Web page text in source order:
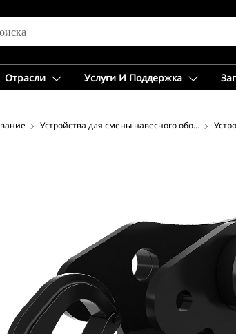
Отрасли Услуги И Поддержка
Устройства для смены навесного оборудования ― экскаватор